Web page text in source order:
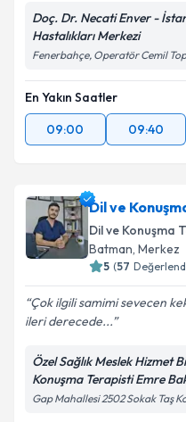
Doç. Dr. Necati Enver -
Hastalıkları Merkezi
Fenerbahçe, Operatör Cemil
En Yakın Saatler
09:00
09:40
Dil ve
Dil ve Konuşma
Batman, Merkez
5 (57
Çok ilgili samimi sevecen
ileri derecede...
Özel Sağlık Meslek Hizmet
Konuşma Terapisti Emre
Gap Mahallesi 2502 Sokak Taş